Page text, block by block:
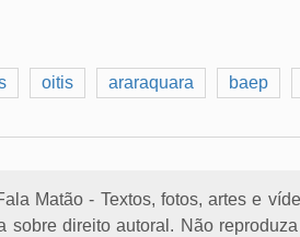
oitis araraquara baep
Matão - Textos, fotos, artes e
sobre direito autoral. Não